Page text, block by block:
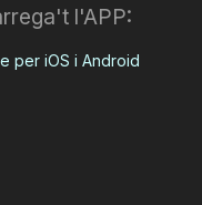
l'APP:
per iOS i Android